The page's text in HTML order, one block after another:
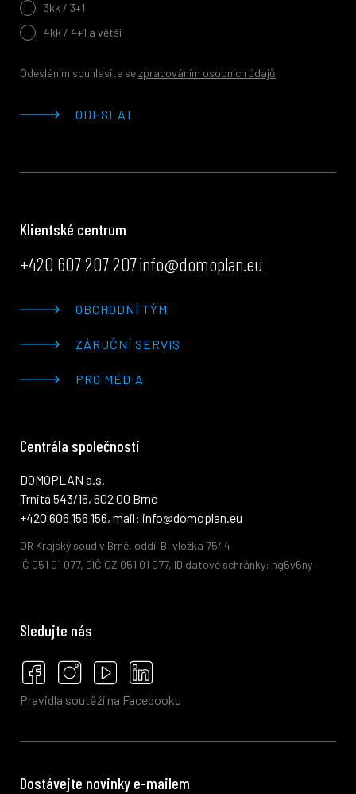
3kk / 3+1
4kk / 4+1 a větší
Odesláním souhlasíte sezpracováním osobních údajů
ODESLAT
Klientské centrum
+420 607 207 207info@domoplan.eu
OBCHODNÍ TÝM
ZÁRUČNÍ SERVIS
PRO MÉDIA
Centrála společnosti
DOMOPLAN a.s.
Trnitá 543/16, 602 00 Brno
+420 606 156 156, mail: info@domoplan.eu
OR Krajský soud v Brně, oddíl B, vložka 7544
IČ 051 01 077, DIČ CZ 051 01 077, ID datové schránky: hg6v6ny
Sledujte nás
Pravidla soutěží na Facebooku
Dostávejte novinky e-mailem